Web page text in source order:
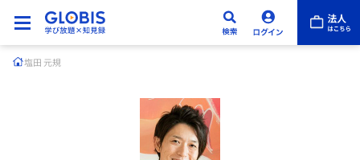
塩田 元規